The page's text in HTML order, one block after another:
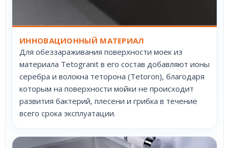
ИННОВАЦИОННЫЙ МАТЕРИАЛ
Для обеззараживания поверхности моек из
материала Tetogranit в его состав добавляют ионы
серебра и волокна теторона (Tetoron), благодаря
которым на поверхности мойки не происходит
развития бактерий, плесени и грибка в течение
всего срока эксплуатации.